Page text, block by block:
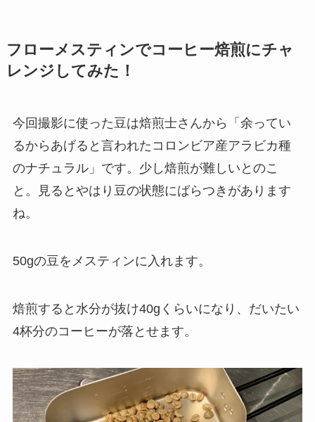
フローメスティンでコーヒー焙煎にチャ
レンジしてみた！
今回撮影に使った豆は焙煎士さんから「余ってい
るからあげると言われたコロンビア産アラビカ種
のナチュラル」です。少し焙煎が難しいとのこ
と。見るとやはり 豆の状態にばらつき があります
ね。
50gの豆をメスティンに入れます。
焙煎すると水分が抜け40gくらいになり、だいたい
4杯分のコーヒーが落とせます。